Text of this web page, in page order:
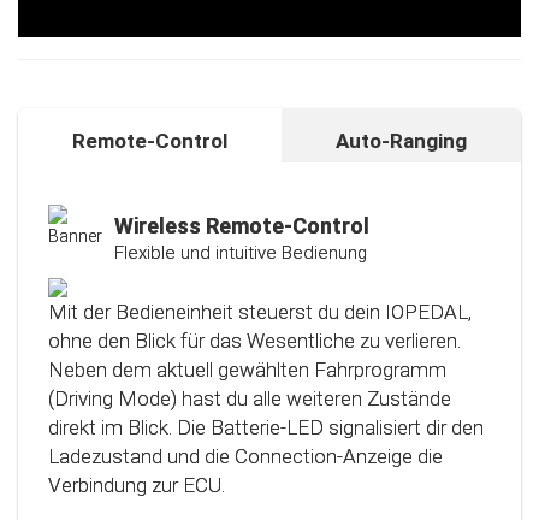
Remote-Control Auto-Ranging
Wireless Remote-Control
Flexible und intuitive Bedienung
Mit der Bedieneinheit steuerst du dein IOPEDAL,
ohne den Blick für das Wesentliche zu verlieren.
Neben dem aktuell gewählten Fahrprogramm
(Driving Mode) hast du alle weiteren Zustände
direkt im Blick. Die Batterie-LED signalisiert dir den
Ladezustand und die Connection-Anzeige die
Verbindung zur ECU.
Kalibrierungsfunktion
Das Steuergerät (ECU) verfügt über eine
intelligente Kalibrierfunktion. Direkt nach dem
Einbau des IOPEDAL werden alle notwendigen
Informationen des Gaspedals automatisch
analysiert und zu einem optimierten individuellen
Kennfeld verarbeitet. Dadurch werden die
einzelnen Fahrmodi (Fahrprogramme)
automatisch an die Charakteristik des Gaspedals